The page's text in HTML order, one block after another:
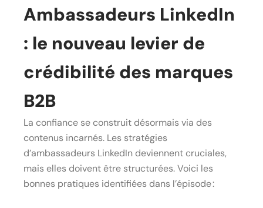
Ambassadeurs LinkedIn
: le nouveau levier de
crédibilité des marques
B2B
La confiance se construit désormais via des
contenus incarnés. Les stratégies
d’ambassadeurs LinkedIn deviennent cruciales,
mais elles doivent être structurées. Voici les
bonnes pratiques identifiées dans l’épisode :